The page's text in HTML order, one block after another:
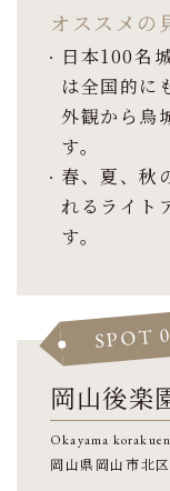
オススメの
日本100名
は全国的に
外観から烏
す。
春、夏、秋
れるライト
す。
SPOT
岡山後楽
Okayama korakuen
岡山県岡山市北